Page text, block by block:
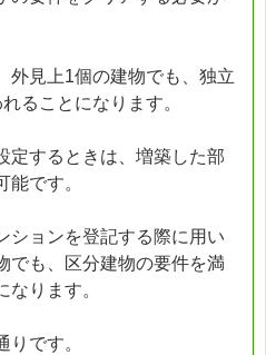
外見上1個の建物でも、独立
ることになります。
定するときは、増築した部
です。
ションを登記する際に用い
でも、区分建物の要件を満
ります。
りです。